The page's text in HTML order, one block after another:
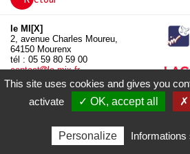
le MI[X]
2, avenue Charles Moureu,
64150 Mourenx
tél : 05 59 80 59 00
contact
le-mix.fr
www.le-mix.fr
Mentions légales Données
Accessibilité : non conforme (en
This site uses cookies and gives you
activate
✓ OK, accept all ✗
Personalize